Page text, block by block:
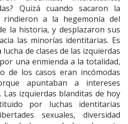
Quizá cuando sacaron la
a la hegemonía del
la historia, y desplazaron sus
las minorías identitarias. Es
de clases de las izquierdas
una enmienda a la totalidad,
de los casos eran incómodas
apuntaban a intereses
Las izquierdas blanditas de hoy
por luchas identitarias
sexuales, diversidad